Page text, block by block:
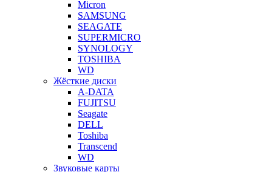
Micron
SAMSUNG
SEAGATE
SUPERMICRO
SYNOLOGY
TOSHIBA
WD
Жёсткие диски
A-DATA
FUJITSU
Seagate
DELL
Toshiba
Transcend
WD
Звуковые карты